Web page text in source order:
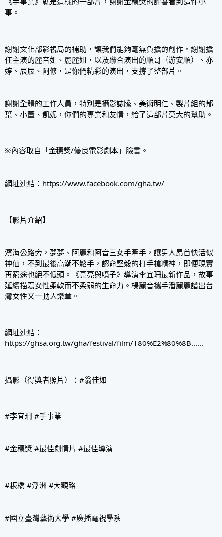
事。
謝謝文化部影視局的補助，讓我們能夠毫無負擔的創作。謝謝擔
任主演的麗音姐、麗麗姐，以及聯合演出的順哥（游安順）、亦
婷、辰辰、阿修，是你們精彩的演出，支撐了整部片。
謝謝全體的工作人員，特別是攝影誌騰、美術明仁、製片組的郁
葉、小董、凱妮，你們的專業和友情，給了這部片莫大的幫助。
※內容取自「金穗獎/優良電影劇本」臉書。
網址連結： https://www.facebook.com/gha.tw/
【影片介紹】
濱海公路旁，夢夢、阿麗和阿音三女手牽手，讓男人昂首快活似
神仙，不到最後高潮不鬆手，認命堅毅的打手槍精神，即便現實
再窮途也絕不低頭。《亮亮與噴子》導演李宜珊最新作品，故事
延續描寫女性柔軟而不柔弱的生命力。楊麗音攜手潘麗麗譜出台
灣女性又一動人樂章。
網址連結：
https://ghsa.org.tw/gha/festival/film/180%E2%80%8B......
攝影（得獎者照片）： #翁佳如
#李宜珊 #手事業
#金穗獎 #最佳劇情片 #最佳導演
#板橋 #浮洲 #大觀路
#國立臺灣藝術大學 #廣播電視學系